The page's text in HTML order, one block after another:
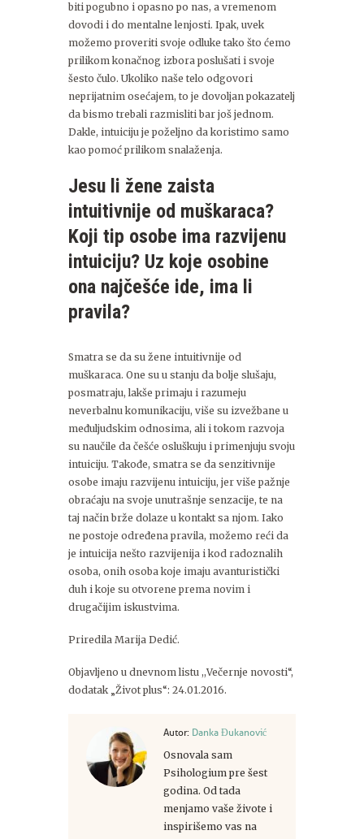
biti pogubno i opasno po nas, a vremenom
dovodi i do mentalne lenjosti. Ipak, uvek
možemo proveriti svoje odluke tako što ćemo
prilikom konačnog izbora poslušati i svoje
šesto čulo. Ukoliko naše telo odgovori
neprijatnim osećajem, to je dovoljan pokazatelj
da bismo trebali razmisliti bar još jednom.
Dakle, intuiciju je poželjno da koristimo samo
kao pomoć prilikom snalaženja.
Jesu li žene zaista
intuitivnije od muškaraca?
Koji tip osobe ima razvijenu
intuiciju? Uz koje osobine
ona najčešće ide, ima li
pravila?
Smatra se da su žene intuitivnije od
muškaraca. One su u stanju da bolje slušaju,
posmatraju, lakše primaju i razumeju
neverbalnu komunikaciju, više su izvežbane u
međuljudskim odnosima, ali i tokom razvoja
su naučile da češće osluškuju i primenjuju svoju
intuiciju. Takođe, smatra se da senzitivnije
osobe imaju razvijenu intuiciju, jer više pažnje
obraćaju na svoje unutrašnje senzacije, te na
taj način brže dolaze u kontakt sa njom. Iako
ne postoje određena pravila, možemo reći da
je intuicija nešto razvijenija i kod radoznalih
osoba, onih osoba koje imaju avanturistički
duh i koje su otvorene prema novim i
drugačijim iskustvima.
Priredila Marija Dedić.
Objavljeno u dnevnom listu ,,Večernje novosti“,
dodatak „Život plus“: 24.01.2016.
Autor: Danka Đukanović
Osnovala sam
Psihologium pre šest
godina. Od tada
menjamo vaše živote i
inspirišemo vas na